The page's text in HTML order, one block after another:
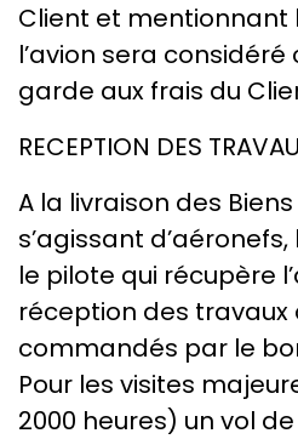
Client et mentionnant
l’avion sera
garde aux frais du
RECEPTION DES
A la livraison des
s’agissant
le pilote qui récupère
réception des travaux
commandés par le
Pour les visites
2000 heures) un vol